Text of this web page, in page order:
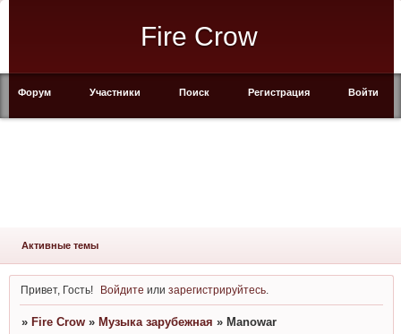
Fire Crow
Форум Участники Поиск Регистрация Войти
Активные темы
Привет, Гость! Войдите илизарегистрируйтесь
» Fire Crow » Музыка зарубежная » Manowar